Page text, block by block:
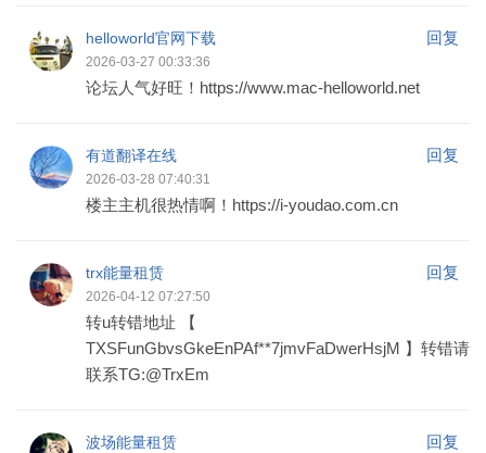
helloworld官网下载 回复
2026-03-27 00:33:36
论坛人气好旺！https://www.mac-helloworld.net
有道翻译在线 回复
2026-03-28 07:40:31
楼主主机很热情啊！https://i-youdao.com.cn
trx能量租赁 回复
2026-04-12 07:27:50
转u转错地址 【
TXSFunGbvsGkeEnPAf**7jmvFaDwerHsjM 】转错请
联系TG:@TrxEm
波场能量租赁 回复